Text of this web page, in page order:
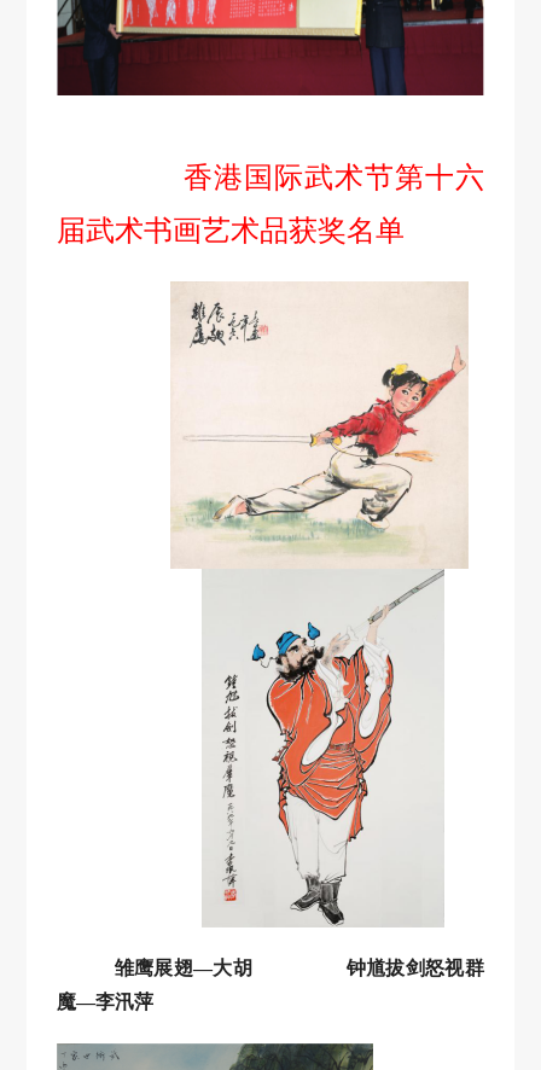
香港国际武术节第十六
届武术书画艺术品获奖名单
雏鹰展翅—大胡 钟馗拔剑怒视群
魔—李汛萍